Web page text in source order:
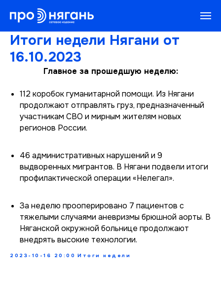
Итоги недели Нягани от
16.10.2023
Главное за прошедшую неделю:
112 коробок гуманитарной помощи. Из Нягани
продолжают отправлять груз, предназначенный
участникам СВО и мирным жителям новых
регионов России.
46 административных нарушений и 9
выдворенных мигрантов. В Нягани подвели итоги
профилактической операции «Нелегал».
За неделю прооперировано 7 пациентов с
тяжелыми случаями аневризмы брюшной аорты. В
Няганской окружной больнице продолжают
внедрять высокие технологии.
2023-10-16 20:00 Итоги недели